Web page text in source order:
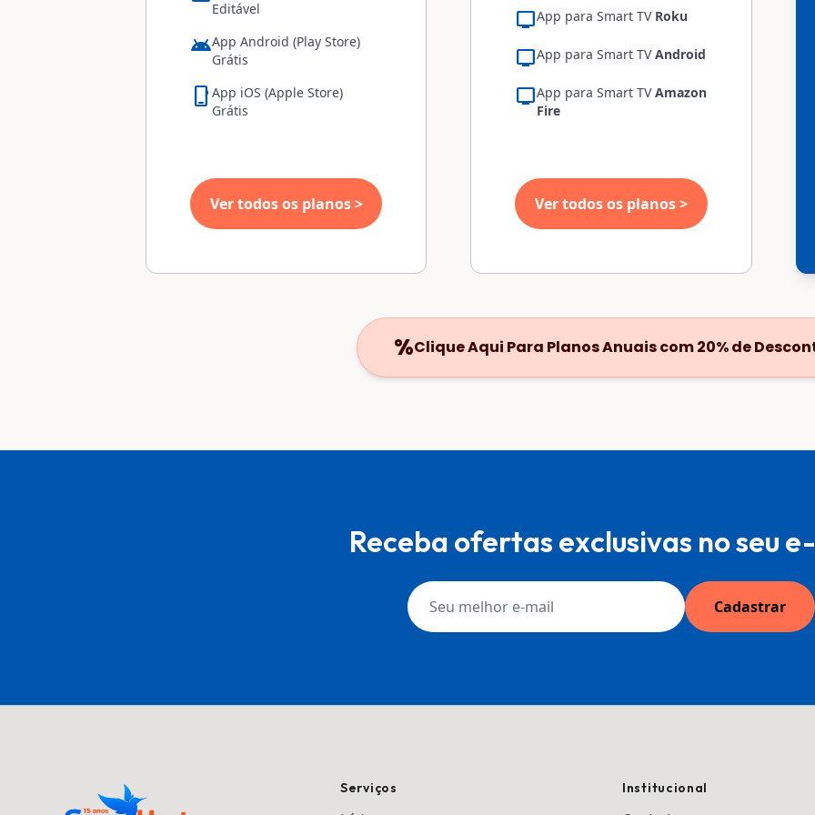
Editável
androidApp Android (Play Store)
Grátis
phone_iphone App iOS (Apple Store)
Grátis
Ver todos os planos >
tvApp para Smart TV Roku
tvApp para Smart TVAndroid
tvApp para Smart TVAmazon
Fire
Ver todos os planos >
%Clique Aqui Para Planos Anuais com 20% de
Receba ofertas exclusivas no seu
Cadastrar
Serviços Institucional